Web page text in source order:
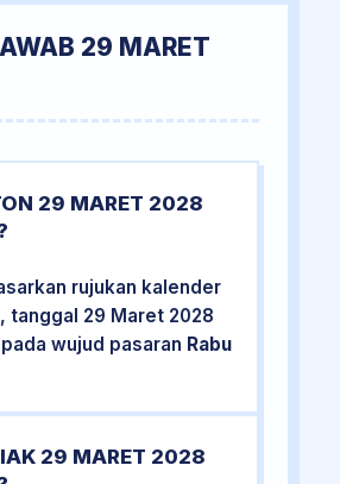
29 MARET
29 MARET 2028
rujukan kalender
tanggal 29 Maret 2028
wujud pasaran Rabu
29 MARET 2028